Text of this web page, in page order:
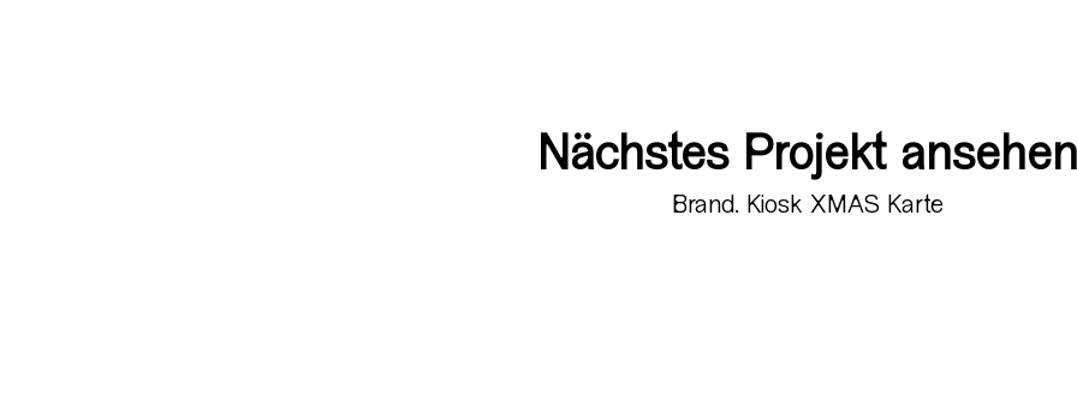
Nächstes Projekt ansehen
Brand. Kiosk XMAS Karte